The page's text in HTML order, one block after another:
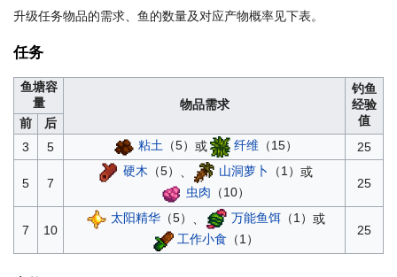
升级任务物品的需求、鱼的数量及对应产物概率见下表。
任务
鱼塘容
量
物品需求
钓鱼
经验
值
前
后
3
5 粘土（5） 或 纤维（15） 25
5 7
硬木 （5） 山洞萝卜 （1） 或
虫肉 （10）
25
7 10
太阳精华（5） 万能鱼饵（1） 或
工作小食 （1）
25